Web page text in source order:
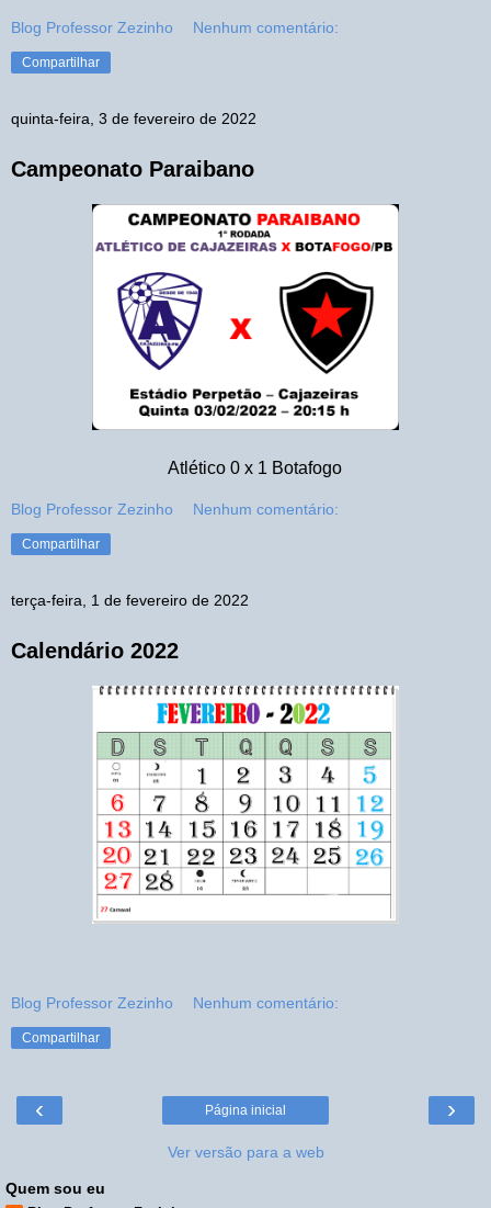
Blog Professor Zezinho Nenhum comentário:
Compartilhar
quinta-feira, 3 de fevereiro de 2022
Campeonato Paraibano
Atlético 0 x 1 Botafogo
Blog Professor Zezinho Nenhum comentário:
Compartilhar
terça-feira, 1 de fevereiro de 2022
Calendário 2022
Blog Professor Zezinho Nenhum comentário:
Compartilhar
‹ ›
Página inicial
Ver versão para a web
Quem sou eu